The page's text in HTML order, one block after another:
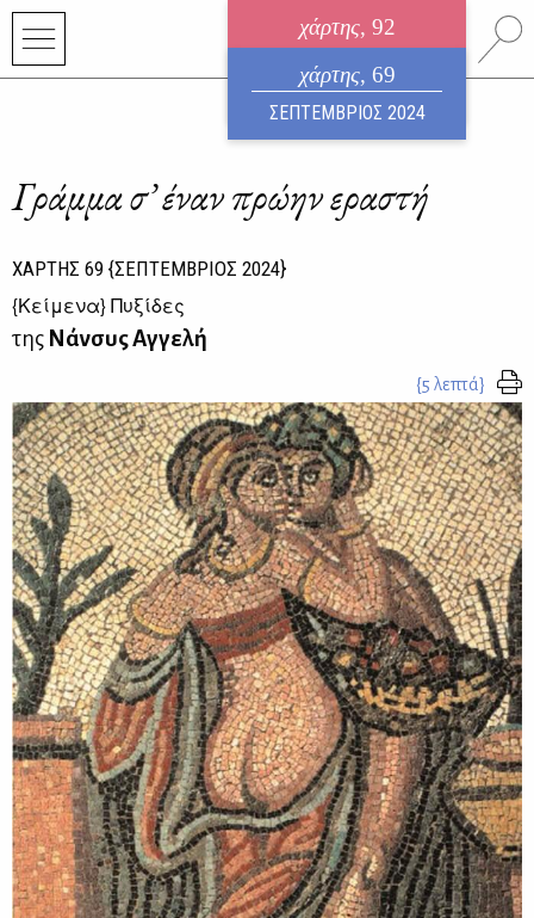
χάρτης, 92
ηλεκτρονικό περιοδικό
ΑΥΓΟΥΣΤΟΣ 2026
χάρτης, 69
ΣΕΠΤΕΜΒΡΙΟΣ 2024
Γράμμα σ’ έναν πρώην εραστή
ΧΑΡΤΗΣ 69 {ΣΕΠΤΕΜΒΡΙΟΣ 2024}
{Κείμενα} Πυξίδες
της Νάνσυς Αγγελή
{5 λεπτά}